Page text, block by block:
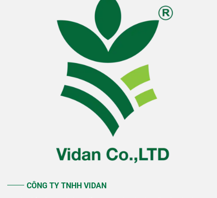
CÔNG TY TNHH VIDAN